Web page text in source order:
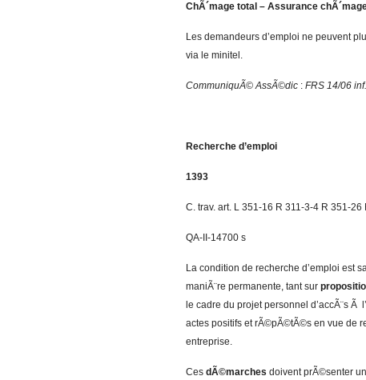
ChÃ´mage total – Assurance
Les demandeurs d’emploi ne peuvent
via le minitel.
CommuniquÃ© AssÃ©dic : FRS 14/06
Recherche d’emploi
1393
C. trav. art. L 351-16 R 311-3-4 R 351-26
QA-II-14700 s
La condition de recherche d’emploi est
maniÃ¨re permanente, tant sur
le cadre du projet personnel d’accÃ¨s
actes positifs et rÃ©pÃ©tÃ©s en vue de
entreprise.
Ces dÃ©marches doivent prÃ©senter